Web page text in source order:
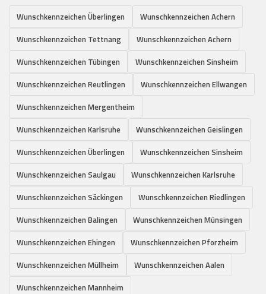
Wunschkennzeichen Überlingen
Wunschkennzeichen Achern
Wunschkennzeichen Tettnang
Wunschkennzeichen Achern
Wunschkennzeichen Tübingen
Wunschkennzeichen Sinsheim
Wunschkennzeichen Reutlingen
Wunschkennzeichen Ellwangen
Wunschkennzeichen Mergentheim
Wunschkennzeichen Karlsruhe
Wunschkennzeichen Geislingen
Wunschkennzeichen Überlingen
Wunschkennzeichen Sinsheim
Wunschkennzeichen Saulgau
Wunschkennzeichen Karlsruhe
Wunschkennzeichen Säckingen
Wunschkennzeichen Riedlingen
Wunschkennzeichen Balingen
Wunschkennzeichen Münsingen
Wunschkennzeichen Ehingen
Wunschkennzeichen Pforzheim
Wunschkennzeichen Müllheim
Wunschkennzeichen Aalen
Wunschkennzeichen Mannheim